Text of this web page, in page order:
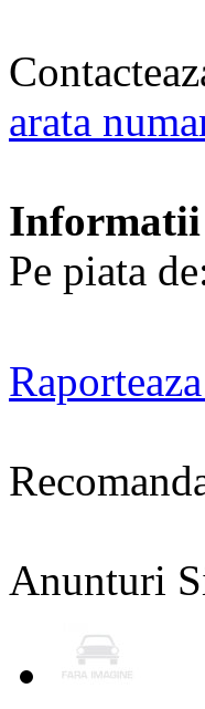
arata
Pe piata
Anunturi